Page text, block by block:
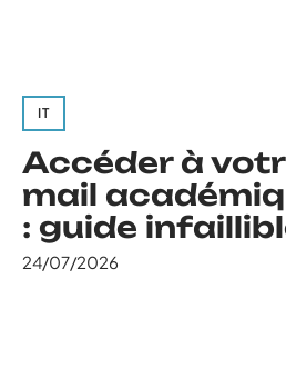
IT
Accéder à
mail
: guide
24/07/2026